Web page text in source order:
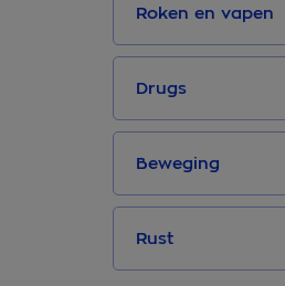
Roken en vapen
Drugs
Beweging
Rust